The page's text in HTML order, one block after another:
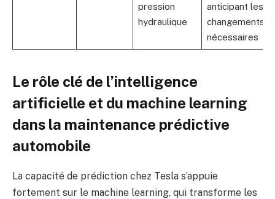
pression
hydraulique
anticipant les
changements
nécessaires
Le rôle clé de l’intelligence
artificielle et du machine learning
dans la maintenance prédictive
automobile
La capacité de prédiction chez Tesla s’appuie
fortement sur le machine learning, qui transforme les